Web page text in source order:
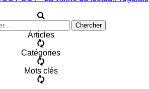
Articles
Catégories
Mots clés